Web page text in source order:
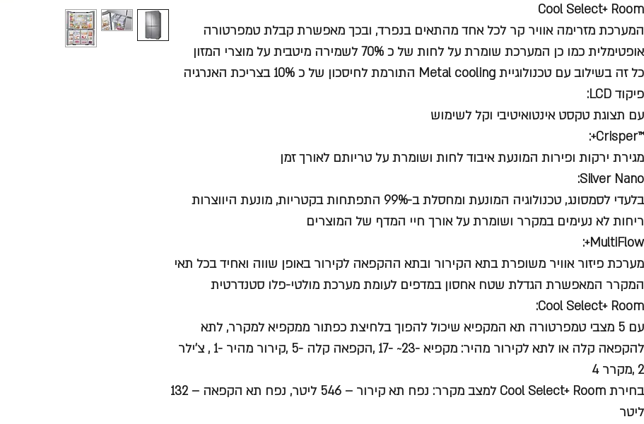
Cool Select+ Room
המערכת מזרימה אוויר קר לכל אחד מהתאים בנפרד, ובכך מאפשרת קבלת טמפרטורה
אופטימלית כמו כן המערכת שומרת על לחות של כ 70% לשמירה מיטבית על מוצרי המזון
כל זה בשילוב עם טכנולוגיית Metal cooling התורמת לחיסכון של כ 10% בצריכת האנרגיה
פיקוד LCD:
עם תצוגת טקסט אינטואיטיבי וקל לשימוש
™Crisper+:
מגירת ירקות ופירות המונעת איבוד לחות ושומרת על טריותם לאורך זמן
Silver Nano:
בלעדי לסמסונג, טכנולוגיה המונעת ומחסלת ב-99% התפתחות בקטריות, מונעת היווצרות
ריחות לא נעימים במקרר ושומרת על אורך חיי המדף של המוצרים
MultiFlow+:
מערכת פיזור אוויר משופרת בתא הקירור ובתא ההקפאה לקירור באופן שווה ואחיד בכל תאי
המקרר המאפשרת הגדלת שטח אחסון במדפים לעומת מערכת מולטי-פלו סטנדרטית
Cool Select+ Room:
עם 5 מצבי טמפרטורה תא המקפיא שיכול להפוך בלחיצת כפתור ממקפיא למקרר, לתא
להקפאה קלה או לתא לקירור מהיר: מקפיא -23~ -17 ,הקפאה קלה -5 ,קירור מהיר -1 , צ'ילר
2 ,מקרר 4
בחירת Cool Select+ Room למצב מקרר: נפח תא קירור – 546 ליטר, נפח תא הקפאה – 132
ליטר